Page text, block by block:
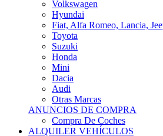
Fiat, Alfa Romeo, Lancia, Jeep
Toyota
Suzuki
Honda
Mini
Dacia
Audi
Otras Marcas
ANUNCIOS DE COMPRA
Compra De Coches
ALQUILER VEHÍCULOS
ALQUILER VEHÍCULOS